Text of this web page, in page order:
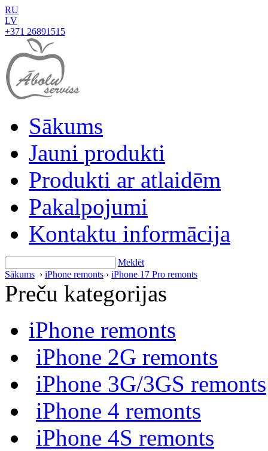
RU
LV
+371 26891515
Sākums
Jauni produkti
Produkti ar atlaidēm
Pakalpojumi
Kontaktu informācija
Meklēt
Sākums › iPhone remonts › iPhone 17 Pro remonts
Preču kategorijas
iPhone remonts
iPhone 2G remonts
iPhone 3G/3GS remonts
iPhone 4 remonts
iPhone 4S remonts